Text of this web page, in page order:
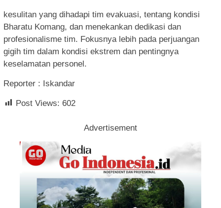
kesulitan yang dihadapi tim evakuasi, tentang kondisi
Bharatu Komang, dan menekankan dedikasi dan
profesionalisme tim. Fokusnya lebih pada perjuangan
gigih tim dalam kondisi ekstrem dan pentingnya
keselamatan personel.
Reporter : Iskandar
Post Views: 602
Advertisement